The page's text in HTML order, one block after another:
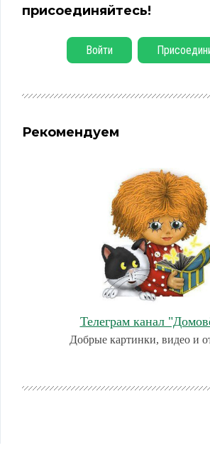
присоединяйтесь!
Войти
Рекомендуем
Телеграм канал
Добрые картинки, видео и